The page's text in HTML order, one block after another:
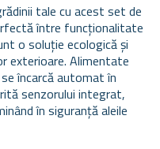
tale cu acest set de
între funcționalitate
o soluție ecologică și
exterioare. Alimentate
încarcă automat în
senzorului integrat,
în siguranță aleile